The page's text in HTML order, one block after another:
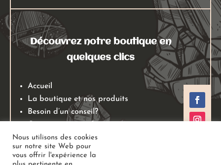
Découvrez notre boutique en
quelques clics
Accueil
La boutique et nos produits
Besoin d’un conseil?
Mentions légales
Conditions générales de ventes
Politiques de retours
Nous utilisons des cookies
sur notre site Web pour
vous offrir l'expérience la